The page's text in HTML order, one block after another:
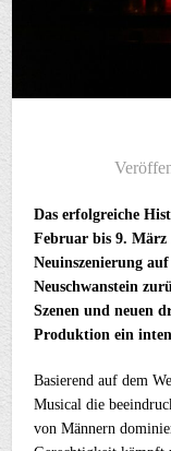
Das erfolgreiche
Februar bis 9. März
Neuinszenierung auf
Neuschwanstein
Szenen und neuen
Produktion ein
Basierend auf dem
Musical die
von Männern